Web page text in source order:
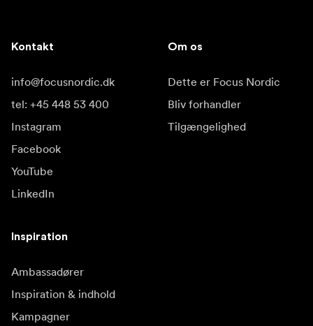
Kontakt
info@focusnordic.dk
tel: +45 448 53 400
Instagram
Facebook
YouTube
LinkedIn
Om os
Dette er Focus Nordic
Bliv forhandler
Tilgængelighed
Inspiration
Ambassadører
Inspiration & indhold
Kampagner